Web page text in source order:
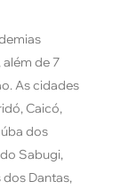
além de 7
As cidades
Caicó,
dos
Sabugi,
dos Dantas,